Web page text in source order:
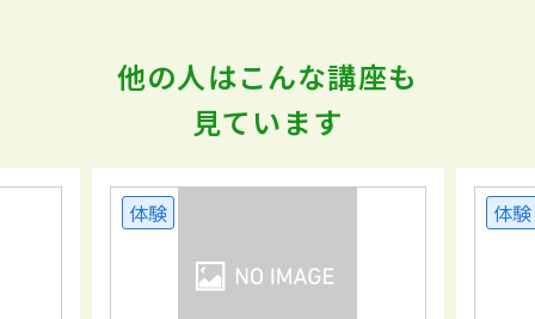
他の人はこんな講座も
見ています